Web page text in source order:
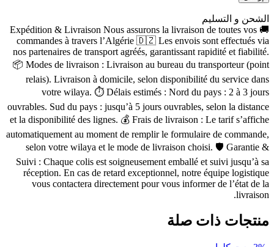
الشحن و التسليم
🚚 Expédition & Livraison Nous assurons la livraison de toutes vos
commandes à travers l’Algérie 🇩🇿 Les envois sont effectués via
nos partenaires de transport agréés, garantissant rapidité et fiabilité.
📦 Modes de livraison : Livraison au bureau du transporteur (point
relais). Livraison à domicile, selon disponibilité du service dans
votre wilaya. ⏱ Délais estimés : Nord du pays : 2 à 3 jours
ouvrables. Sud du pays : jusqu’à 5 jours ouvrables, selon la distance
et la disponibilité des lignes. 💰 Frais de livraison : Le tarif s’affiche
automatiquement au moment de remplir le formulaire de commande,
selon votre wilaya et le mode de livraison choisi. 🛡 Garantie &
Suivi : Chaque colis est soigneusement emballé et suivi jusqu’à sa
réception. En cas de retard exceptionnel, notre équipe logistique
vous contactera directement pour vous informer de l’état de la
livraison.
منتجات ذات صلة